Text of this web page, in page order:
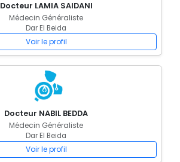
Docteur LAMIA SAIDANI
Médecin Généraliste
Dar El Beida
Voir le profil
Docteur NABIL BEDDA
Médecin Généraliste
Dar El Beida
Voir le profil